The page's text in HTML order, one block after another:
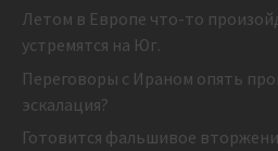
Летом в Европе что-то
устремятся на Юг.
Переговоры с Ираном опять
эскалация?
Готовится фальшивое